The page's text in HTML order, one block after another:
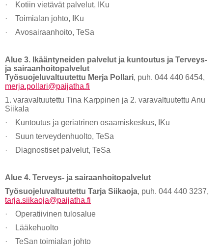
· Kotiin vietävät palvelut, IKu
· Toimialan johto, IKu
· Avosairaanhoito, TeSa
Alue 3. Ikääntyneiden palvelut ja kuntoutus ja Terveys-
ja sairaanhoitopalvelut
Työsuojeluvaltuutettu Merja Pollari, puh. 044 440 6454,
merja.pollari@paijatha.fi
1. varavaltuutettu Tina Karppinen ja 2. varavaltuutettu Anu
Siikala
· Kuntoutus ja geriatrinen osaamiskeskus, IKu
· Suun terveydenhuolto, TeSa
· Diagnostiset palvelut, TeSa
Alue 4. Terveys- ja sairaanhoitopalvelut
Työsuojeluvaltuutettu Tarja Siikaoja, puh. 044 440 3237,
tarja.siikaoja@paijatha.fi
· Operatiivinen tulosalue
· Lääkehuolto
· TeSan toimialan johto